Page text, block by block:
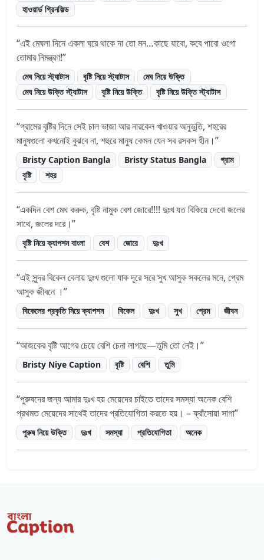
হাওয়ার্ড গ্রিনফিল্ড
এই মেঘলা দিনে একলা ঘরে থাকে না তো মন…কাছে যাবো, কবে পাবো ওগো
তোমার নিমন্ত্রণ!
মেঘ নিয়ে স্ট্যাটাস বৃষ্টি নিয়ে স্ট্যাটাস
মেঘ নিয়ে উক্তি
মেঘ নিয়ে উক্তি স্ট্যাটাস
বৃষ্টি নিয়ে উক্তি বৃষ্টি নিয়ে উক্তি স্ট্যাটাস
গ্রামের বৃষ্টির দিনে সেই চাল ভাজা আর নারকেল খাওয়ার অনুভুতি, শহরের
মানুষগুলো কখনোই বুঝবে না, শহুরে মানুষ কেমন যেন সব রসকস হীন।
Bristy Caption Bangla Bristy Status Bangla
গ্রাম
বৃষ্টি
শহর
একদিন বেশ মেঘ করুক, বৃষ্টি নামুক বেশ জোরে!!!! দুঃখ যত বিকিয়ে দেবো জলের
সাথে, জলের দরে।
বৃষ্টি নিয়ে ক্যাপশন বাংলা বেশ জোরে দুঃখ
এই সুন্দর বিকেল বেলায় দুঃখ গুলো যাক দূরে সরে সুখ আসুক সকলের মনে, প্রেম
আসুক জীবনে ।
বিকেলের প্রকৃতি নিয়ে ক্যাপশন বিকেল দুঃখ সুখ প্রেম জীবন
আজকের বৃষ্টি আগের চেয়ে বেশি চেনা লাগছে—তুমি তো নেই।
Bristy Niye Caption বৃষ্টি বেশি তুমি
পুরুষদের জন্য আমার দুঃখ হয় মেয়েদের চাইতে তাদের সমস্যা অনেক বেশি
প্রথমত মেয়েদের সাথেই তাদের প্রতিযােগিতা করতে হয়। – ফ্রাঁসোয়া সাগা
পুরুষ নিয়ে উক্তি দুঃখ সমস্যা প্রতিযােগিতা অনেক